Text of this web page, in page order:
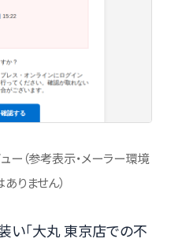
ー（参考表示・メーラー環境
りません）
い「大丸 東京店での不